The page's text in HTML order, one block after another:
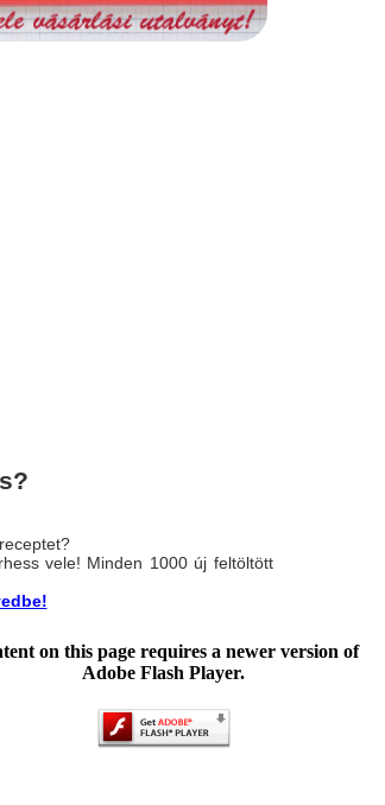
vele! Minden 1000 új feltöltött
on this page requires a newer version of
Adobe Flash Player.